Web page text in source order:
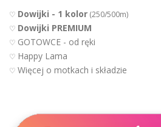
♡ Dowijki - 1 kolor (250/500m)
♡ Dowijki PREMIUM
♡ GOTOWCE - od ręki
♡ Happy Lama
♡ Więcej o motkach i składzie